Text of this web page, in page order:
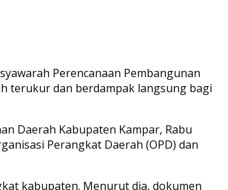
Perencanaan Pembangunan
terukur dan berdampak langsung bagi
Daerah Kabupaten Kampar, Rabu
Perangkat Daerah (OPD) dan
kabupaten. Menurut dia, dokumen